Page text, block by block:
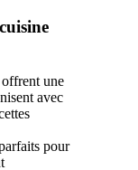
offrent une
avec
pour